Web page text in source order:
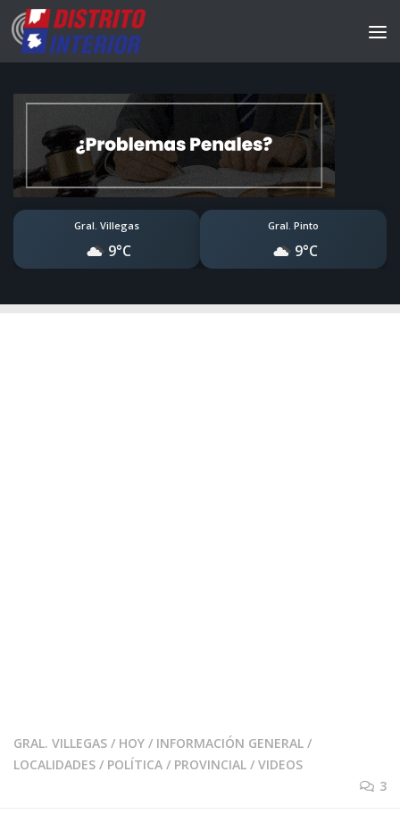
Gral. Villegas
9°C
Gral. Pinto
9°C
GRAL. VILLEGAS / HOY / INFORMACIÓN GENERAL /
LOCALIDADES / POLÍTICA / PROVINCIAL / VIDEOS
3